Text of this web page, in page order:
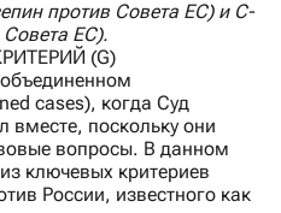
против Совета ЕС) и C-
ЕС).
(G)
cases), когда Суд
вместе, поскольку они
вопросы. В данном
ключевых критериев
России, известного как